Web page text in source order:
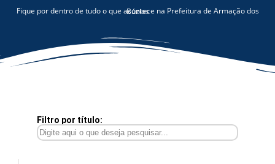
Fique por dentro de tudo o que acontece na Prefeitura de Armação dos Búzios
Filtro por título: